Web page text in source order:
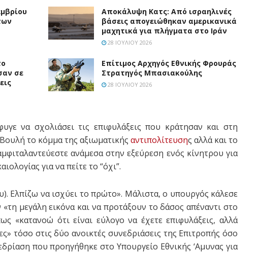
Αποκάλυψη Κατς: Από ισραηλινές
βάσεις απογειώθηκαν αμερικανικά
μαχητικά για πλήγματα στο Ιράν
28 ΙΟΥΛΊΟΥ 2026
σε
Επίτιμος Αρχηγός Εθνικής Φρουράς
Στρατηγός Μπασιακούλης
28 ΙΟΥΛΊΟΥ 2026
να σχολιάσει τις επιφυλάξεις που κράτησαν και στη
το κόμμα της αξιωματικής αντιπολίτευσης αλλά και το
ανάμεσα στην εξεύρεση ενός κίνητρου για
για να πείτε το “όχι”.
Ελπίζω να ισχύει το πρώτο». Μάλιστα, ο υπουργός κάλεσε
μεγάλη εικόνα και να προτάξουν το δάσος απέναντι στο
«κατανοώ ότι είναι εύλογο να έχετε επιφυλάξεις, αλλά
τόσο στις δύο ανοικτές συνεδριάσεις της Επιτροπής όσο
που προηγήθηκε στο Υπουργείο Εθνικής ‘Αμυνας για